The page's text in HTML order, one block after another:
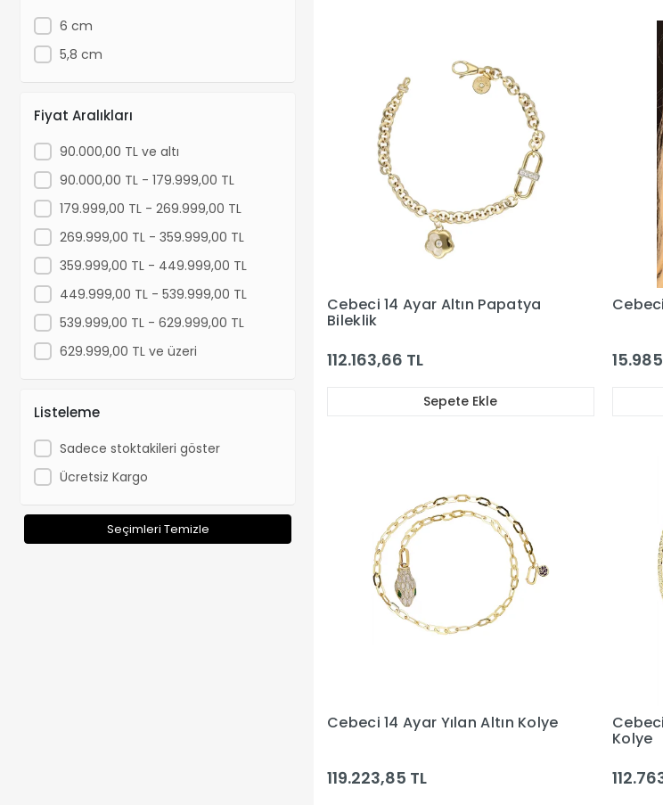
6 cm
5,8 cm
Fiyat Aralıkları
90.000,00 TL ve altı
90.000,00 TL - 179.999,00 TL
179.999,00 TL - 269.999,00 TL
269.999,00 TL - 359.999,00 TL
359.999,00 TL - 449.999,00 TL
449.999,00 TL - 539.999,00 TL
539.999,00 TL - 629.999,00 TL
629.999,00 TL ve üzeri
Listeleme
Sadece stoktakileri göster
Ücretsiz Kargo
Seçimleri Temizle
Cebeci 14 Ayar Altın Papatya
Bileklik
112.163,66 TL
Sepete Ekle
Cebeci 14 Ayar Yılan Altın Kolye
119.223,85 TL
Kolye